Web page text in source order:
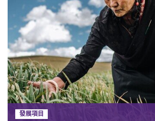
發展項目